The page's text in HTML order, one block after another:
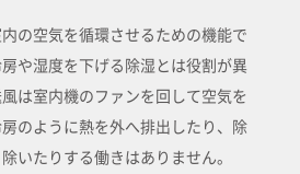
の空気を循環させるための機能で
や湿度を下げる除湿とは役割が異
は室内機のファンを回して空気を
のように熱を外へ排出したり、除
いたりする働きはありません。